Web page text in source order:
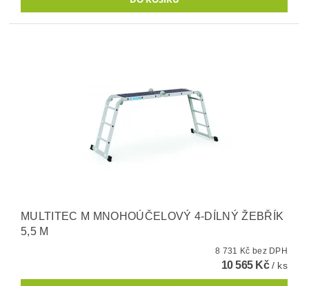
MULTITEC M MNOHOÚČELOVÝ 4-DÍLNÝ ŽEBŘÍK
5,5 M
8 731 Kč bez DPH
10 565 Kč/ ks